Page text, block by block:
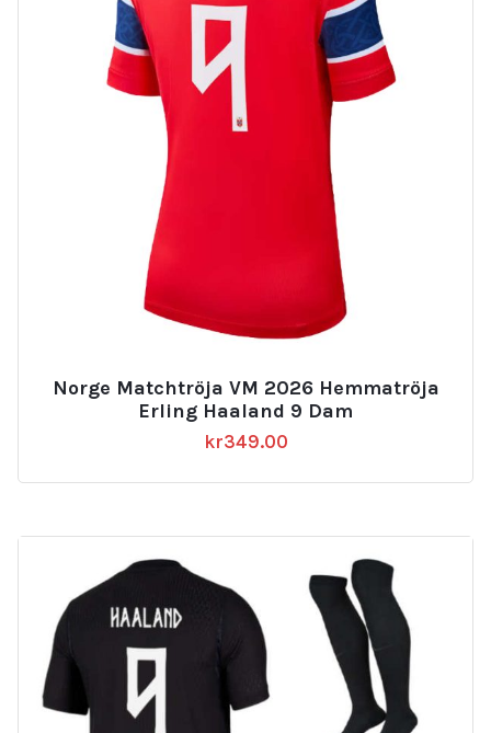
Norge Matchtröja VM 2026 Hemmatröja
Erling Haaland 9 Dam
kr349.00